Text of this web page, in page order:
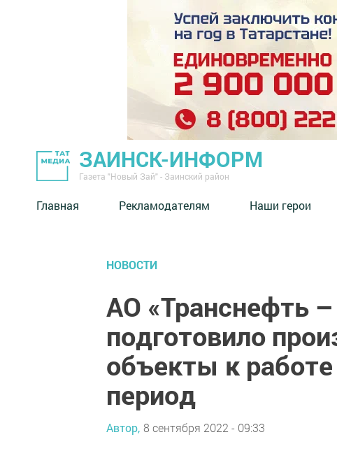
ЗАИНСК-ИНФОРМ
Газета "Новый Зай" - Заинский район
Главная Рекламодателям Наши герои
НОВОСТИ
АО «Транснефть
подготовило
объекты к
период
Автор, 8 сентября 2022 - 09:33